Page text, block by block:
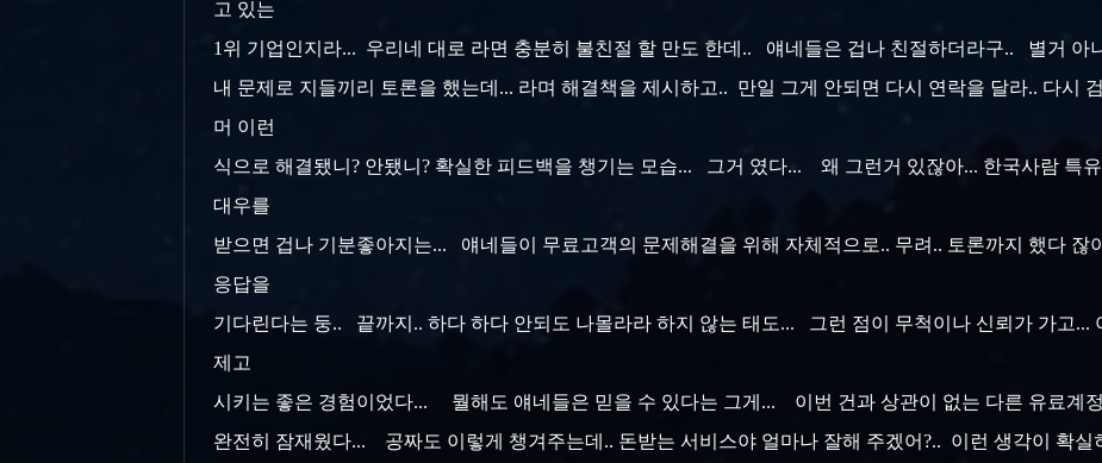
고 있는
1위 기업인지라... 우리네 대로 라면 충분히 불친절 할 만도 한데.. 얘네들은 겁나 친절하더라구.. 별거 아
내 문제로 지들끼리 토론을 했는데... 라며 해결책을 제시하고.. 만일 그게 안되면 다시 연락을 달라.. 다시
머 이런
식으로 해결됐니? 안됐니? 확실한 피드백을 챙기는 모습... 그거 였다... 왜 그런거 있잖아... 한국사람 특
대우를
받으면 겁나 기분좋아지는... 얘네들이 무료고객의 문제해결을 위해 자체적으로.. 무려.. 토론까지 했다 잖
응답을
기다린다는 둥.. 끝까지.. 하다 하다 안되도 나몰라라 하지 않는 태도... 그런 점이 무척이나 신뢰가 가고...
제고
시키는 좋은 경험이었다... 뭘해도 얘네들은 믿을 수 있다는 그게... 이번 건과 상관이 없는 다른 유료계
완전히 잠재웠다... 공짜도 이렇게 챙겨주는데.. 돈받는 서비스야 얼마나 잘해 주겠어?.. 이런 생각이 확실